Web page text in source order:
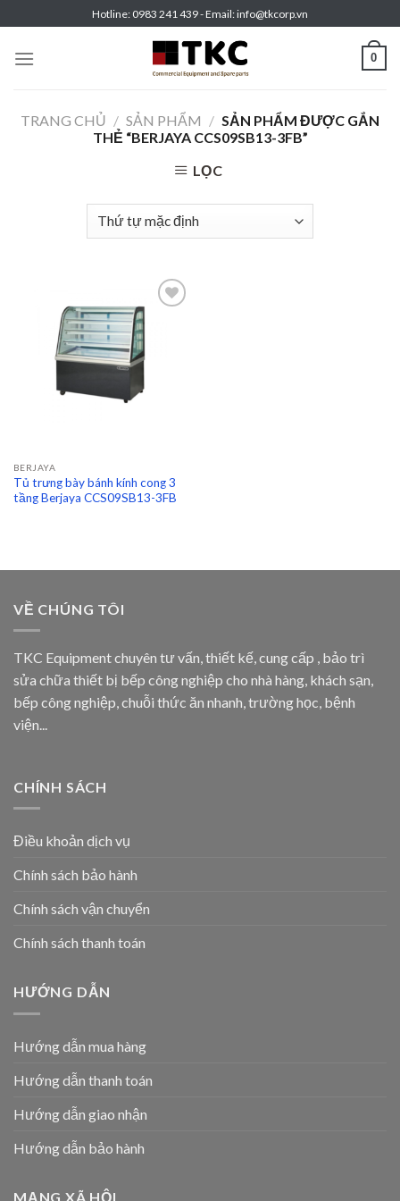
to
content
Hotline: 0983 241 439 - Email: info@tkcorp.vn
0
TRANG CHỦ / SẢN PHẨM / SẢN PHẨM ĐƯỢC GẮN
THẺ “BERJAYA CCS09SB13-3FB”
LỌC
BERJAYA
Tủ trưng bày bánh kính cong 3
tầng Berjaya CCS09SB13-3FB
VỀ CHÚNG TÔI
TKC Equipment chuyên tư vấn, thiết kế, cung cấp , bảo trì
sửa chữa thiết bị bếp công nghiệp cho nhà hàng, khách sạn,
bếp công nghiệp, chuỗi thức ăn nhanh, trường học, bệnh
viện...
CHÍNH SÁCH
Điều khoản dịch vụ
Chính sách bảo hành
Chính sách vận chuyển
Chính sách thanh toán
HƯỚNG DẪN
Hướng dẫn mua hàng
Hướng dẫn thanh toán
Hướng dẫn giao nhận
Hướng dẫn bảo hành
MẠNG XÃ HỘI